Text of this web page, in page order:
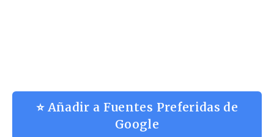
⭐ Añadir a Fuentes Preferidas de
Google